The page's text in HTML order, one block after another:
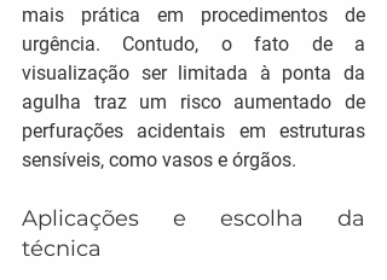
mais prática em procedimentos de
urgência. Contudo, o fato de a
visualização ser limitada à ponta da
agulha traz um risco aumentado de
perfurações acidentais em estruturas
sensíveis, como vasos e órgãos.
Aplicações e escolha da
técnica